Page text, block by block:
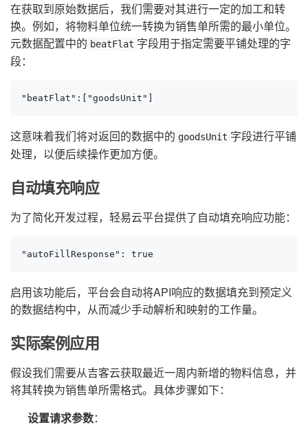
在获取到原始数据后，我们需要对其进行一定的加工和转
换。例如，将物料单位统一转换为销售单所需的最小单位。
元数据配置中的 beatFlat 字段用于指定需要平铺处理的字
段：
"beatFlat":["goodsUnit"]
这意味着我们将对返回的数据中的 goodsUnit 字段进行平铺
处理，以便后续操作更加方便。
自动填充响应
为了简化开发过程，轻易云平台提供了自动填充响应功能：
"autoFillResponse": true
启用该功能后，平台会自动将API响应的数据填充到预定义
的数据结构中，从而减少手动解析和映射的工作量。
实际案例应用
假设我们需要从吉客云获取最近一周内新增的物料信息，并
将其转换为销售单所需格式。具体步骤如下：
设置请求参数：